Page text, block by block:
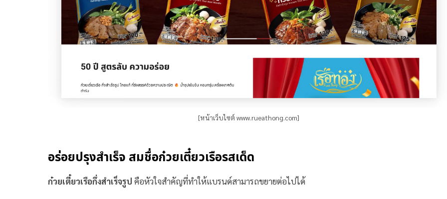
[หน้าเว็บไซต์ www.rueathong.com]
อร่อยปรุงสำเร็จ สมชื่อก๋วยเตี๋ยวเรือรสเด็ด
ก๋วยเตี๋ยวเรือกึ่งสำเร็จรูป คือหัวใจสำคัญที่ทำให้แบรนด์สามารถขยายต่อไปได้